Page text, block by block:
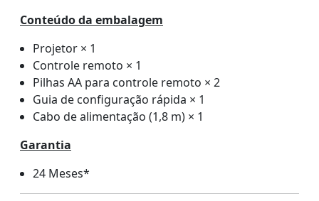
Conteúdo da embalagem
Projetor × 1
Controle remoto × 1
Pilhas AA para controle remoto × 2
Guia de configuração rápida × 1
Cabo de alimentação (1,8 m) × 1
Garantia
24 Meses*